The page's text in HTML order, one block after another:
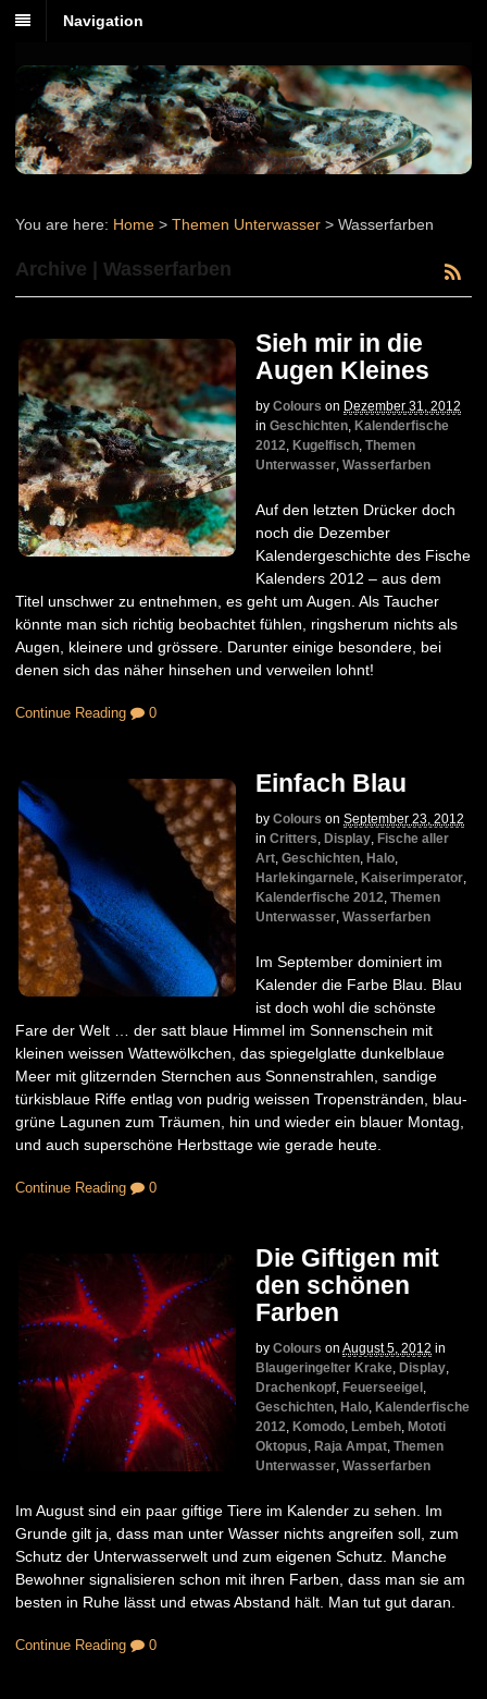
Navigation
You are here: Home > Themen Unterwasser > Wasserfarben
Archive | Wasserfarben
Sieh mir in die
Augen Kleines
by Colours on Dezember 31, 2012
in Geschichten, Kalenderfische
2012, Kugelfisch, Themen
Unterwasser, Wasserfarben
Auf den letzten Drücker doch
noch die Dezember
Kalendergeschichte des Fische
Kalenders 2012 – aus dem
Titel unschwer zu entnehmen, es geht um Augen. Als Taucher
könnte man sich richtig beobachtet fühlen, ringsherum nichts als
Augen, kleinere und grössere. Darunter einige besondere, bei
denen sich das näher hinsehen und verweilen lohnt!
Continue Reading 0
Einfach Blau
by Colours on September 23, 2012
in Critters, Display, Fische aller
Art, Geschichten, Halo,
Harlekingarnele, Kaiserimperator,
Kalenderfische 2012, Themen
Unterwasser, Wasserfarben
Im September dominiert im
Kalender die Farbe Blau. Blau
ist doch wohl die schönste
Fare der Welt … der satt blaue Himmel im Sonnenschein mit
kleinen weissen Wattewölkchen, das spiegelglatte dunkelblaue
Meer mit glitzernden Sternchen aus Sonnenstrahlen, sandige
türkisblaue Riffe entlag von pudrig weissen Tropenstränden, blau-
grüne Lagunen zum Träumen, hin und wieder ein blauer Montag,
und auch superschöne Herbsttage wie gerade heute.
Continue Reading 0
Die Giftigen mit
den schönen
Farben
by Colours on August 5, 2012 in
Blaugeringelter Krake, Display,
Drachenkopf, Feuerseeigel ,
Geschichten, Halo, Kalenderfische
2012, Komodo, Lembeh, Mototi
Oktopus, Raja Ampat, Themen
Unterwasser, Wasserfarben
Im August sind ein paar giftige Tiere im Kalender zu sehen. Im
Grunde gilt ja, dass man unter Wasser nichts angreifen soll, zum
Schutz der Unterwasserwelt und zum eigenen Schutz. Manche
Bewohner signalisieren schon mit ihren Farben, dass man sie am
besten in Ruhe lässt und etwas Abstand hält. Man tut gut daran.
Continue Reading 0